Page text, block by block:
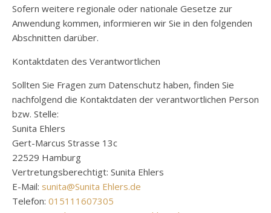
Sofern weitere regionale oder nationale Gesetze zur
Anwendung kommen, informieren wir Sie in den folgenden
Abschnitten darüber.
Kontaktdaten des Verantwortlichen
Sollten Sie Fragen zum Datenschutz haben, finden Sie
nachfolgend die Kontaktdaten der verantwortlichen Person
bzw. Stelle:
Sunita Ehlers
Gert-Marcus Strasse 13c
22529 Hamburg
Vertretungsberechtigt: Sunita Ehlers
E-Mail: sunita@Sunita Ehlers.de
Telefon: 015111607305